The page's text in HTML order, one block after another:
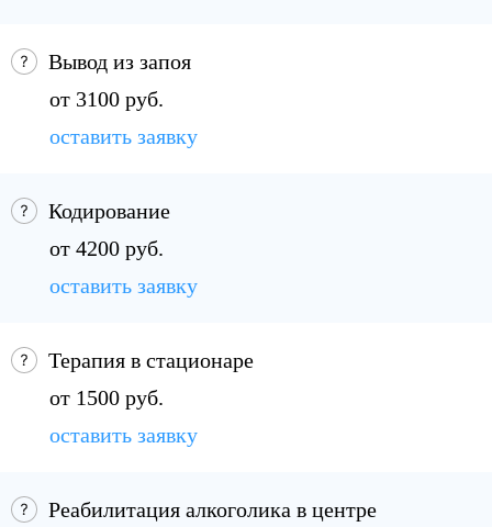
Вывод из запоя
от 3100 руб.
оставить заявку
Кодирование
от 4200 руб.
оставить заявку
Терапия в стационаре
от 1500 руб.
оставить заявку
Реабилитация алкоголика в центре